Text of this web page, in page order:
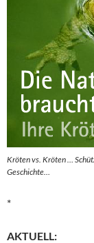
Kröten vs. Kröten …
Geschichte…
*
AKTUELL: